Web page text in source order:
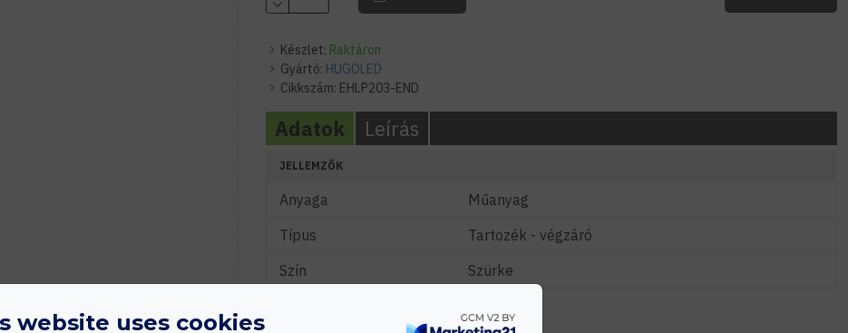
Készlet: Raktáron
Gyártó: HUGOLED
Cikkszám: EHLP203-END
Adatok Leírás
JELLEMZŐK
Anyaga
Műanyag
Típus
Tartozék - végzáró
Szín
Szürke
website uses cookies